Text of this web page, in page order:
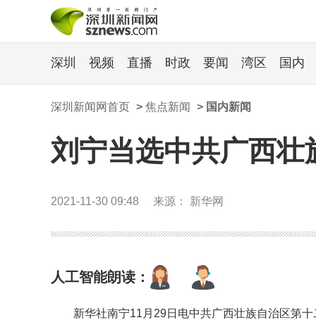
深圳 视频 直播 时政 要闻 湾区 国内
深圳新闻网首页 > 焦点新闻 > 国内新闻
刘宁当选中共广西
2021-11-30 09:48 来源： 新华网
人工智能朗读：
新华社南宁11月29日电中共广西壮族自治区第